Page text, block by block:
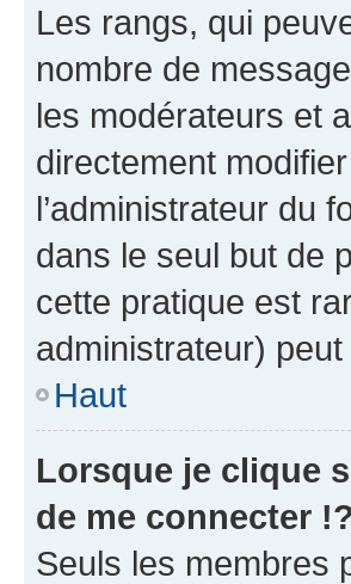
Les rangs, qui
nombre de
les modérateurs et
directement
l’administrateur du
dans le seul but de
cette pratique est
administrateur)
Haut
Lorsque je clique
de me connecter !?
Seuls les membres